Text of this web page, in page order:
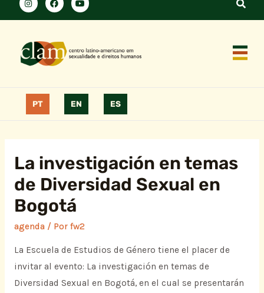
PT EN ES
La investigación en temas
de Diversidad Sexual en
Bogotá
agenda/ Por fw2
La Escuela de Estudios de Género tiene el placer de
invitar al evento: La investigación en temas de
Diversidad Sexual en Bogotá, en el cual se presentarán